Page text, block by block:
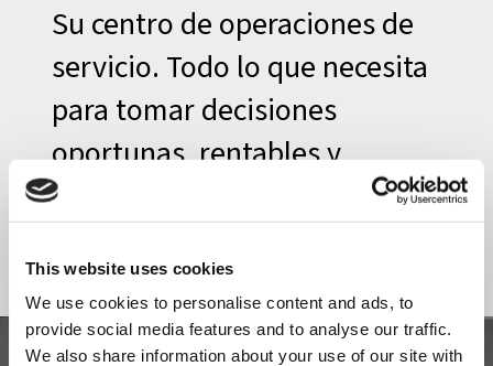
This website uses cookies
We use cookies to personalise content and ads, to
provide social media features and to analyse our traffic.
We also share information about your use of our site with
Su centro de operaciones de
servicio. Todo lo que necesita
para tomar decisiones
oportunas, rentables y
proactivas para su flota.
Leer